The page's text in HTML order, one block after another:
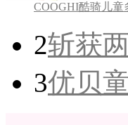
COOGHI酷骑儿童
2斩获
3优贝